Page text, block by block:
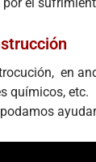
en
químicos,